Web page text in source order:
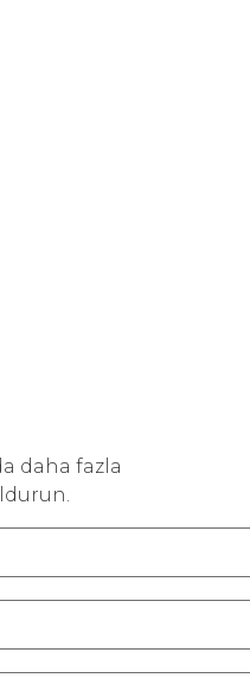
daha fazla